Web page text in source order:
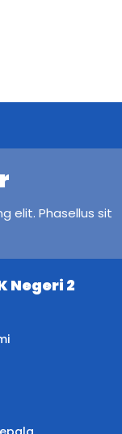
elit. Phasellus sit
Negeri 2